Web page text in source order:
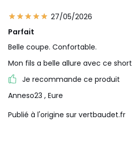
27/05/2026
Parfait
Belle coupe. Confortable.
Mon fils a belle allure avec ce short
Je recommande ce produit
Anneso23 , Eure
Publié à l'origine sur vertbaudet.fr